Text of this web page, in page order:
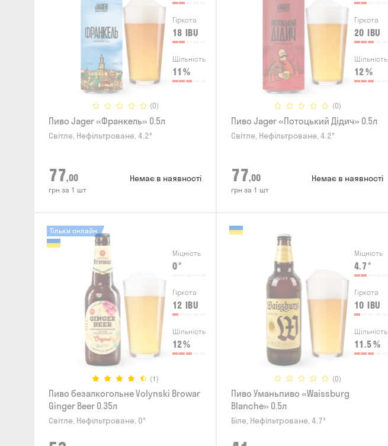
Гіркота
18 IBU
Щільність
11 %
(0)
Пиво Jager «Франкель» 0.5л
Світле, Нефільтроване, 4.2°
77,00
грн за 1 шт
Немає в наявності
Гіркота
20 IBU
Щільність
12%
(0)
Пиво Jager «Потоцький Дідич» 0.5л
Світле, Нефільтроване, 4.2°
77,00
грн за 1 шт
Немає в наявності
Міцність
0°
Гіркота
12 IBU
Щільність
12%
(1)
Тільки онлайн
Пиво безалкогольне Volynski Browar
Ginger Beer 0.35л
Світле, Нефільтроване, 0°
Міцність
4.7 °
Гіркота
10 IBU
Щільність
11.5%
(0)
Пиво Уманьпиво «Waissburg
Blanche» 0.5л
Біле, Нефільтроване, 4.7°